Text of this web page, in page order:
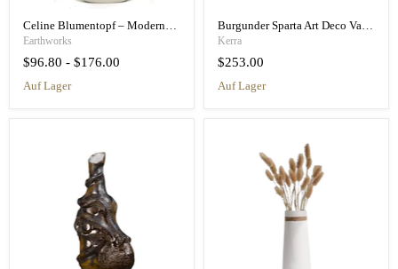
Celine Blumentopf – Moderne Porzellanvase
Earthworks
$96.80 - $176.00
auf Lager
Burgunder Sparta Art Deco Vase Flasche - Hoplite Flasche Wein
Kerra
$253.00
auf Lager